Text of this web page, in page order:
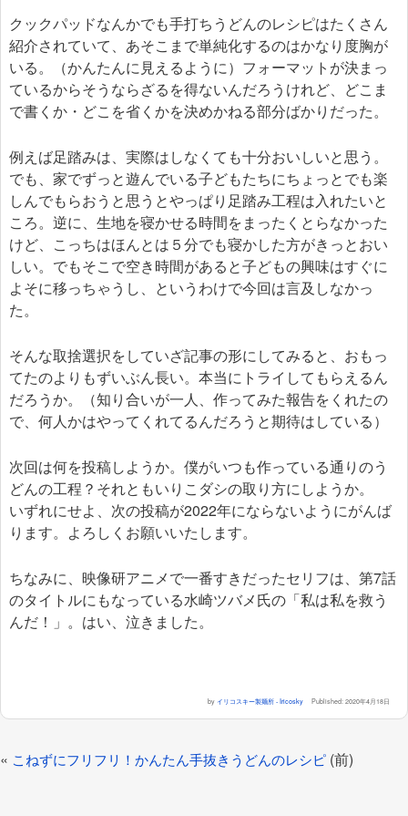
クックパッドなんかでも手打ちうどんのレシピはたくさん
紹介されていて、あそこまで単純化するのはかなり度胸が
いる。（かんたんに見えるように）フォーマットが決まっ
ているからそうならざるを得ないんだろうけれど、どこま
で書くか・どこを省くかを決めかねる部分ばかりだった。
例えば足踏みは、実際はしなくても十分おいしいと思う。
でも、家でずっと遊んでいる子どもたちにちょっとでも楽
しんでもらおうと思うとやっぱり足踏み工程は入れたいと
ころ。逆に、生地を寝かせる時間をまったくとらなかった
けど、こっちはほんとは５分でも寝かした方がきっとおい
しい。でもそこで空き時間があると子どもの興味はすぐに
よそに移っちゃうし、というわけで今回は言及しなかっ
た。
そんな取捨選択をしていざ記事の形にしてみると、おもっ
てたのよりもずいぶん長い。本当にトライしてもらえるん
だろうか。（知り合いが一人、作ってみた報告をくれたの
で、何人かはやってくれてるんだろうと期待はしている）
次回は何を投稿しようか。僕がいつも作っている通りのう
どんの工程？それともいりこダシの取り方にしようか。
いずれにせよ、次の投稿が2022年にならないようにがんば
ります。よろしくお願いいたします。
ちなみに、映像研アニメで一番すきだったセリフは、第7話
のタイトルにもなっている水崎ツバメ氏の「私は私を救う
んだ！」。はい、泣きました。
by イリコスキー製麺所 - Iricosky Published:2020年4月18日
« こねずにフリフリ！かんたん手抜きうどんのレシピ (前)